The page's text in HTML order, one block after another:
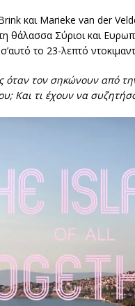
και Marieke van der
θάλασσα Σύριοι και
το 23-λεπτό
όταν τον σηκώνουν από
Και τι έχουν να